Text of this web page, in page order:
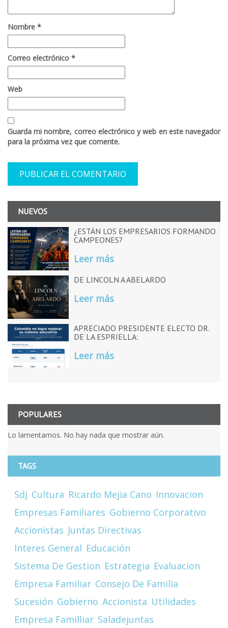
Nombre *
Correo electrónico *
Web
Guarda mi nombre, correo electrónico y web en este navegador
para la próxima vez que comente.
NUEVOS
¿ESTÁN LOS EMPRESARIOS FORMANDO
CAMPEONES?
Leer más
DE LINCOLN A ABELARDO
Leer más
APRECIADO PRESIDENTE ELECTO DR.
DE LA ESPRIELLA:
Leer más
POPULARES
Lo lamentamos. No hay nada que mostrar aún.
TAGS
Sdj Cultura Ricardo Mejia Cano Innovacion
Empresas Familiares Gobierno Corporativo
Accionistas Juntas Directivas
Interes General Educación
Sistema De Gestion Estrategia Evaluacion
Empresa Familiar Consejo De Familia
Sucesión Gobierno Accionista Utilidades
Empresa Familliar Saladejuntas